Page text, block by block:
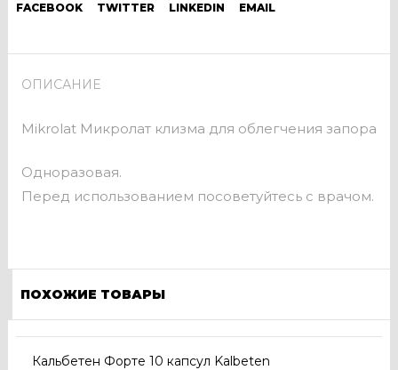
FACEBOOK TWITTER LINKEDIN EMAIL
ОПИСАНИЕ
Mikrolat Микролат клизма для облегчения запора
Одноразовая.
Перед использованием посоветуйтесь с врачом.
ПОХОЖИЕ ТОВАРЫ
Кальбетен Форте 10 капсул Kalbeten